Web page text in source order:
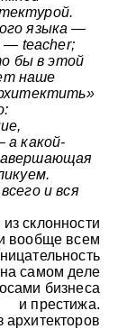
языка —
— teacher;
бы в этой
наше
а какой-
и вся
склонности
вообще всем
на самом деле
бизнеса
и престижа.